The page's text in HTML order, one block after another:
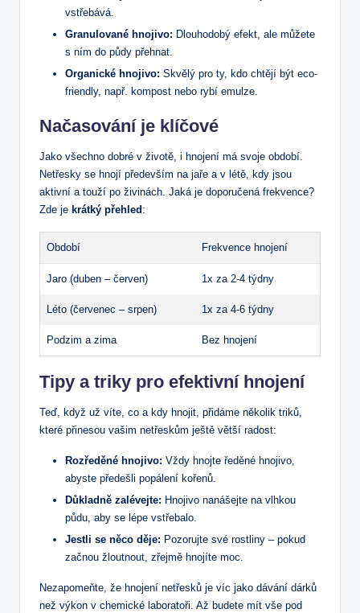
vstřebává.
Granulované hnojivo: Dlouhodobý efekt, ale můžete
s ním do půdy přehnat.
Organické hnojivo: Skvělý pro ty, kdo chtějí být eco-
friendly, např. kompost nebo rybí emulze.
Načasování je klíčové
Jako všechno dobré v životě, i hnojení má svoje období.
Netřesky se hnojí především na jaře a v létě, kdy jsou
aktivní a touží po živinách. Jaká je doporučená frekvence?
Zde je krátký přehled :
Období Frekvence hnojení
Jaro (duben – červen) 1x za 2-4 týdny
Léto (červenec – srpen) 1x za 4-6 týdny
Podzim a zima Bez hnojení
Tipy a triky pro efektivní hnojení
Teď, když už víte, co a kdy hnojit, přidáme několik triků,
které přinesou vašim netřeskům ještě větší radost:
Rozředěné hnojivo: Vždy hnojte ředěné hnojivo,
abyste předešli popálení kořenů.
Důkladně zalévejte: Hnojivo nanášejte na vlhkou
půdu, aby se lépe vstřebalo.
Jestli se něco děje: Pozorujte své rostliny – pokud
začnou žloutnout, zřejmě hnojíte moc.
Nezapomeňte, že hnojení netřesků je víc jako dávání dárků
než výkon v chemické laboratoři. Až budete mít vše pod